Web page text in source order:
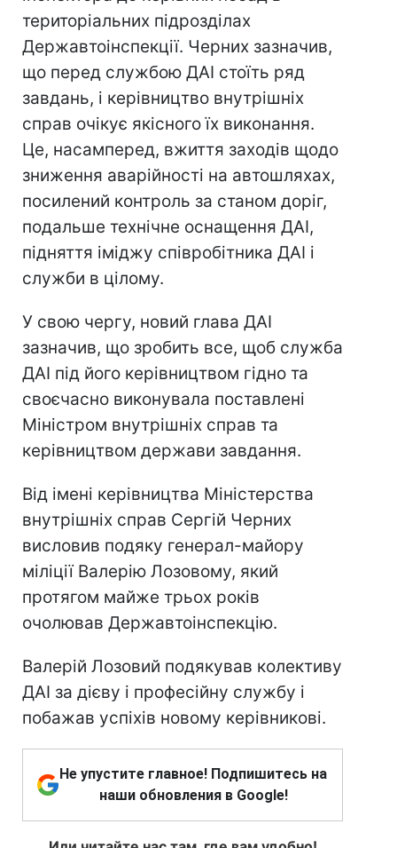
територіальних підрозділах
Державтоінспекції. Черних зазначив,
що перед службою ДАІ стоїть ряд
завдань, і керівництво внутрішніх
справ очікує якісного їх виконання.
Це, насамперед, вжиття заходів щодо
зниження аварійності на автошляхах,
посилений контроль за станом доріг,
подальше технічне оснащення ДАІ,
підняття іміджу співробітника ДАІ і
служби в цілому.
У свою чергу, новий глава ДАІ
зазначив, що зробить все, щоб служба
ДАІ під його керівництвом гідно та
своєчасно виконувала поставлені
Міністром внутрішніх справ та
керівництвом держави завдання.
Від імені керівництва Міністерства
внутрішніх справ Сергій Черних
висловив подяку генерал-майору
міліції Валерію Лозовому, який
протягом майже трьох років
очолював Державтоінспекцію.
Валерій Лозовий подякував колективу
ДАІ за дієву і професійну службу і
побажав успіхів новому керівникові.
Не упустите главное! Подпишитесь на
наши обновления в Google!